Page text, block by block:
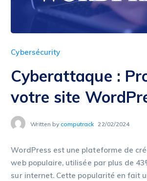
Cybersécurity
Cyberattaque :
votre site
Written bycomputrack 22/02/2024
WordPress est une plateforme de
web populaire, utilisée par plus de
sur internet. Cette popularité en fait